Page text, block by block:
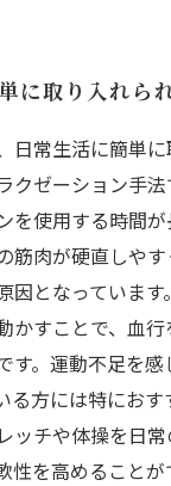
に取り入れら
日常生活に簡単
クゼーション手
を使用する時間
筋肉が硬直しや
因となっていま
かすことで、血
す。運動不足を
る方には特にお
ッチや体操を日
性を高めることが